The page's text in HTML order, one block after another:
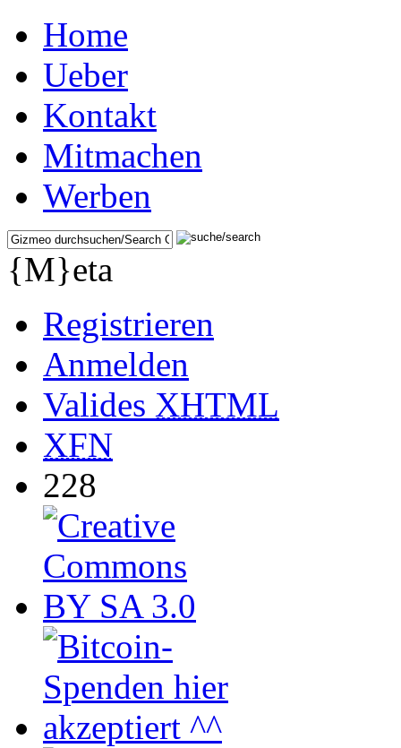
Home
Ueber
Kontakt
Mitmachen
Werben
{M}eta
Registrieren
Anmelden
Valides XHTML
XFN
228